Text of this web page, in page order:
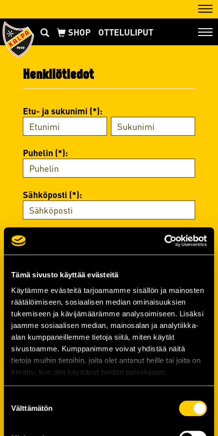
Tämä sivusto käyttää evästeitä
Käytämme evästeitä tarjoamamme sisällön ja mainosten
räätälöimiseen, sosiaalisen median ominaisuuksien
tukemiseen ja kävijämäärämme analysoimiseen. Lisäksi
jaamme sosiaalisen median, mainosalan ja analytiikka-
alan kumppaneillemme tietoja siitä, miten käytät
sivustoamme. Kumppanimme voivat yhdistää näitä
tietoja muihin tietoihin, joita olet antanut heille tai joita on
kerätty, kun olet käyttänyt heidän palvelujaan.
valinta
Välttämätön
OTTELULIPUT
Henkilötiedot
Etu- ja sukunimi (*):
Puhelin (*):
Sähköposti (*):
Salasana
Salasana (*):
Vahvista salasana (*):
Yhteystiedot
Katuosoite (*):